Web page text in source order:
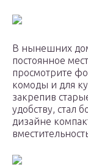
В нынешних
постоянное
просмотрите
комоды и для
закрепив
удобству, стал
дизайне